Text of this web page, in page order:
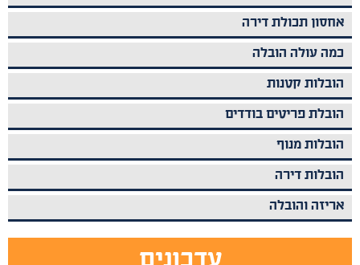
אחסון תכולת דירה
כמה עולה הובלה
הובלות קטנות
הובלת פריטים בודדים
הובלות מנוף
הובלות דירה
אריזה והובלה